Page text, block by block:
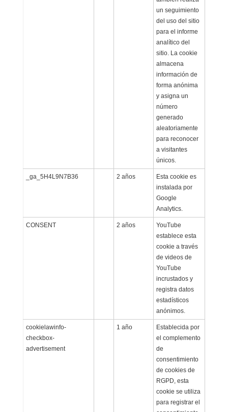
un seguimiento
del uso del sitio
para el informe
analítico del
sitio. La cookie
almacena
información de
forma anónima
y asigna un
número
generado
aleatoriamente
para reconocer
a visitantes
únicos.
_ga_5H4L9N7B36 2 años
Esta cookie es
instalada por
Google
Analytics.
CONSENT 2 años
YouTube
establece esta
cookie a través
de videos de
YouTube
incrustados y
registra datos
estadísticos
anónimos.
cookielawinfo-
checkbox-
advertisement
1 año
Establecida por
el complemento
de
consentimiento
de cookies de
RGPD, esta
cookie se utiliza
para registrar el